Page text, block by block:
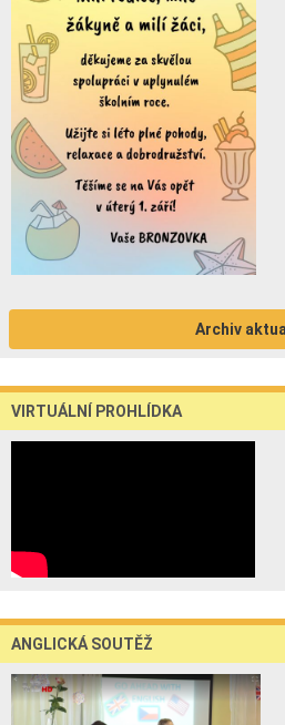
Archiv
VIRTUÁLNÍ PROHLÍDKA
ANGLICKÁ SOUTĚŽ